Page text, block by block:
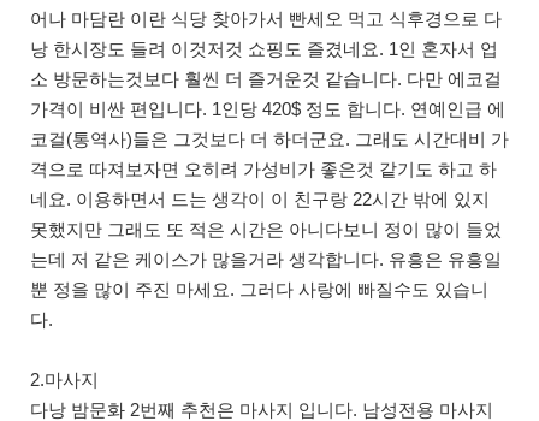
어나 마담란 이란 식당 찾아가서 빤세오 먹고 식후경으로 다
낭 한시장도 들려 이것저것 쇼핑도 즐겼네요. 1인 혼자서 업
소 방문하는것보다 훨씬 더 즐거운것 같습니다. 다만 에코걸
가격이 비싼 편입니다. 1인당 420$ 정도 합니다. 연예인급 에
코걸(통역사)들은 그것보다 더 하더군요. 그래도 시간대비 가
격으로 따져보자면 오히려 가성비가 좋은것 같기도 하고 하
네요. 이용하면서 드는 생각이 이 친구랑 22시간 밖에 있지
못했지만 그래도 또 적은 시간은 아니다보니 정이 많이 들었
는데 저 같은 케이스가 많을거라 생각합니다. 유흥은 유흥일
뿐 정을 많이 주진 마세요. 그러다 사랑에 빠질수도 있습니
다.
2.마사지
다낭 밤문화 2번째 추천은 마사지 입니다. 남성전용 마사지